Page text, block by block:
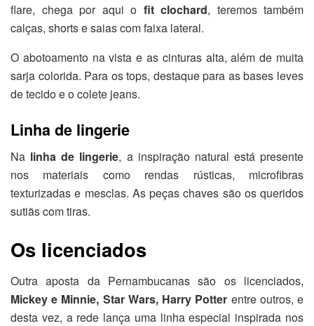
flare, chega por aqui o fit clochard, teremos também
calças, shorts e saias com faixa lateral.
O abotoamento na vista e as cinturas alta, além de muita
sarja colorida. Para os tops, destaque para as bases leves
de tecido e o colete jeans.
Linha de lingerie
Na linha de lingerie, a inspiração natural está presente
nos materiais como rendas rústicas, microfibras
texturizadas e mesclas. As peças chaves são os queridos
sutiãs com tiras.
Os licenciados
Outra aposta da Pernambucanas são os licenciados,
Mickey e Minnie, Star Wars, Harry Potter entre outros, e
desta vez, a rede lança uma linha especial inspirada nos